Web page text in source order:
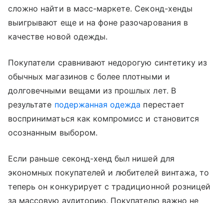
сложно найти в масс-маркете. Секонд-хенды
выигрывают еще и на фоне разочарования в
качестве новой одежды.
Покупатели сравнивают недорогую синтетику из
обычных магазинов с более плотными и
долговечными вещами из прошлых лет. В
результате подержанная одежда перестает
восприниматься как компромисс и становится
осознанным выбором.
Если раньше секонд-хенд был нишей для
экономных покупателей и любителей винтажа, то
теперь он конкурирует с традиционной розницей
за массовую аудиторию. Покупателю важно не